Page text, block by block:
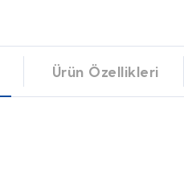
Ürün Özellikleri